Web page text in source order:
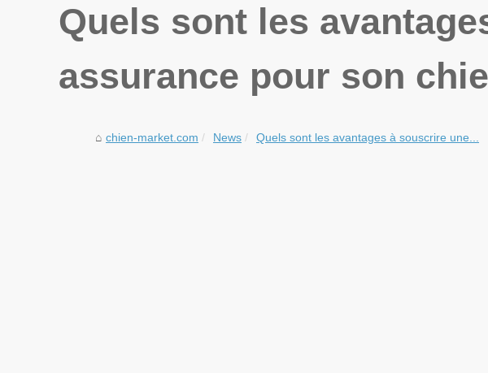
Quels sont les
assurance pour son
chien-market.com News Quels sont les avantages à souscrire une...